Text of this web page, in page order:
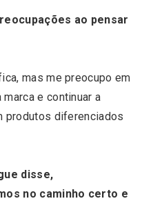
ao pensar
mas me preocupo em
e continuar a
produtos diferenciados
disse,
no caminho certo e